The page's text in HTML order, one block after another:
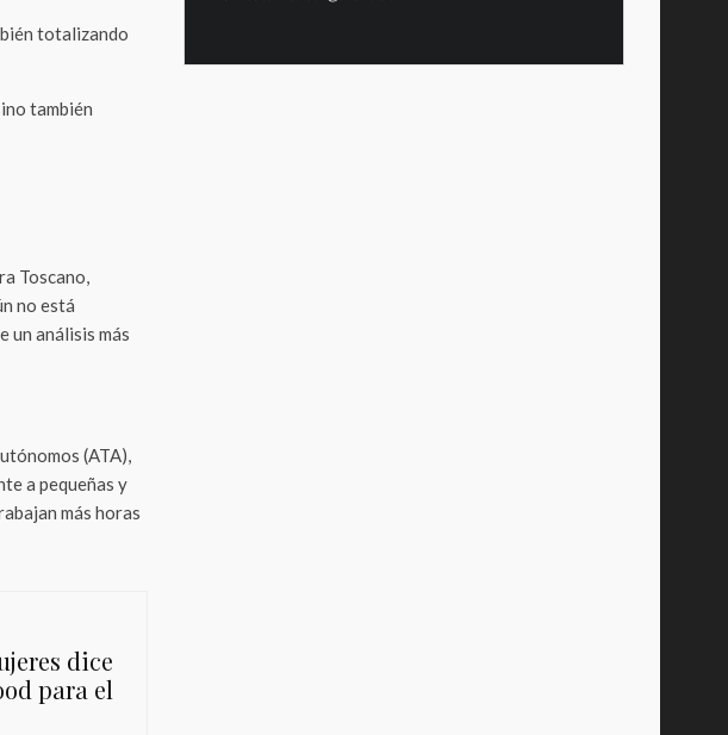
totalizando
también
Toscano,
no está
un análisis más
(ATA),
a pequeñas y
más horas
dice
para el